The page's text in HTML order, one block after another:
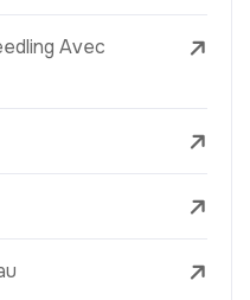
Avec